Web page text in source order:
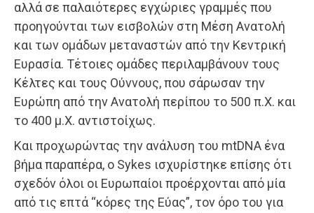
αλλά σε παλαιότερες εγχώριες γραμμές που
προηγούνται των εισβολών στη Μέση Ανατολή
και των ομάδων μεταναστών από την Κεντρική
Ευρασία. Τέτοιες ομάδες περιλαμβάνουν τους
Κέλτες και τους Ούννους, που σάρωσαν την
Ευρώπη από την Ανατολή περίπου το 500 π.Χ. και
το 400 μ.Χ. αντιστοίχως.
Και προχωρώντας την ανάλυση του mtDNA ένα
βήμα παραπέρα, ο Sykes ισχυρίστηκε επίσης ότι
σχεδόν όλοι οι Ευρωπαίοι προέρχονται από μία
από τις επτά “κόρες της Εύας”, τον όρο του για